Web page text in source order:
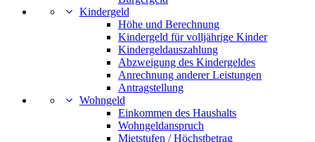
Kindergeld
Höhe und Berechnung
Kindergeld für volljährige Kinder
Kindergeldauszahlung
Abzweigung des Kindergeldes
Anrechnung anderer Leistungen
Antragstellung
Wohngeld
Einkommen des Haushalts
Wohngeldanspruch
Mietstufen / Höchstbetrag